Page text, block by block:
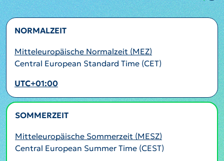
NORMALZEIT
Mitteleuropäische Normalzeit (MEZ)
Central European Standard Time (CET)
UTC+01:00
SOMMERZEIT
Mitteleuropäische Sommerzeit (MESZ)
Central European Summer Time (CEST)